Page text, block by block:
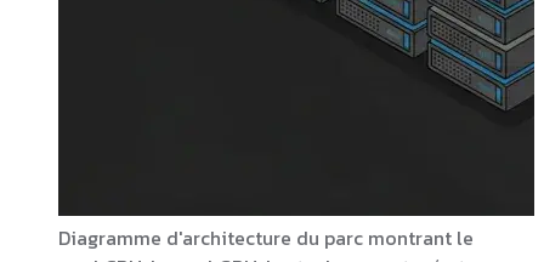
Diagramme d'architecture du parc montrant le